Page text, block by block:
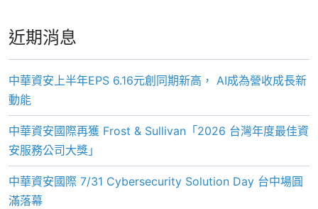
近期消息
中華資安上半年EPS 6.16元創同期新高， AI成為營收成長新
動能
中華資安國際再獲 Frost & Sullivan「2026 台灣年度最佳資
安服務公司大獎」
中華資安國際 7/31 Cybersecurity Solution Day 台中場圓
滿落幕